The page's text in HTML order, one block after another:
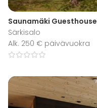
Saunamäki Guesthouse
Särkisalo
Alk. 250 € päivävuokra